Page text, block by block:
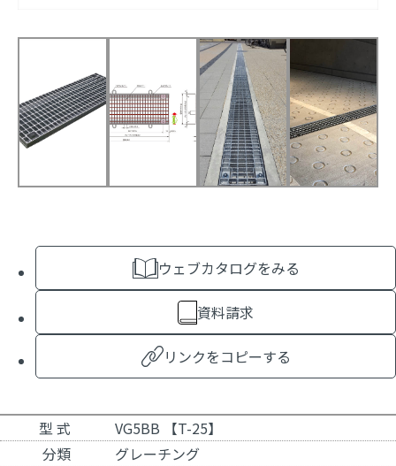
ウェブカタログをみる
資料請求
リンクをコピーする
型 式
VG5BB 【T-25】
分類
グレーチング